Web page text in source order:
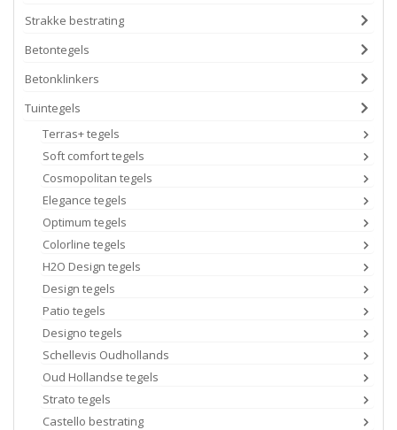
Strakke bestrating
Betontegels
Betonklinkers
Tuintegels
Terras+ tegels
Soft comfort tegels
Cosmopolitan tegels
Elegance tegels
Optimum tegels
Colorline tegels
H2O Design tegels
Design tegels
Patio tegels
Designo tegels
Schellevis Oudhollands
Oud Hollandse tegels
Strato tegels
Castello bestrating